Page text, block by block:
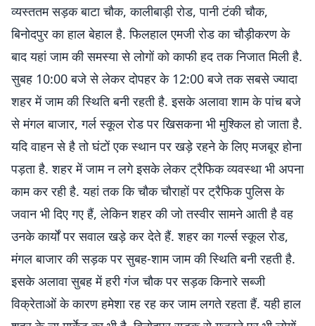
व्यस्ततम सड़क बाटा चौक, कालीबाड़ी रोड, पानी टंकी चौक,
बिनोदपुर का हाल बेहाल है. फिलहाल एमजी रोड का चौड़ीकरण के
बाद यहां जाम की समस्या से लोगों को काफी हद तक निजात मिली है.
सुबह 10:00 बजे से लेकर दोपहर के 12:00 बजे तक सबसे ज्यादा
शहर में जाम की स्थिति बनी रहती है. इसके अलावा शाम के पांच बजे
से मंगल बाजार, गर्ल स्कूल रोड पर खिसकना भी मुश्किल हो जाता है.
यदि वाहन से है तो घंटों एक स्थान पर खड़े रहने के लिए मजबूर होना
पड़ता है. शहर में जाम न लगे इसके लेकर ट्रैफिक व्यवस्था भी अपना
काम कर रही है. यहां तक कि चौक चौराहों पर ट्रैफिक पुलिस के
जवान भी दिए गए हैं, लेकिन शहर की जो तस्वीर सामने आती है वह
उनके कार्यों पर सवाल खड़े कर देते हैं. शहर का गर्ल्स स्कूल रोड,
मंगल बाजार की सड़क पर सुबह-शाम जाम की स्थिति बनी रहती है.
इसके अलावा सुबह में हरी गंज चौक पर सड़क किनारे सब्जी
विक्रेताओं के कारण हमेशा रह रह कर जाम लगते रहता हैं. यही हाल